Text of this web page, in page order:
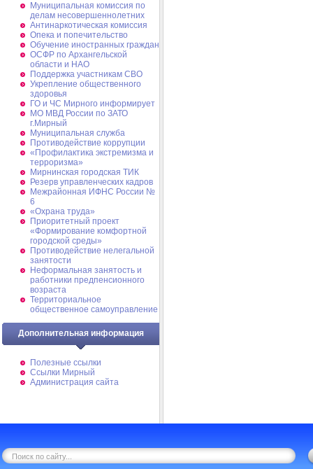
Муниципальная комиссия по
делам несовершеннолетних
Антинаркотическая комиссия
Опека и попечительство
Обучение иностранных граждан
ОСФР по Архангельской
области и НАО
Поддержка участникам СВО
Укрепление общественного
здоровья
ГО и ЧС Мирного информирует
МО МВД России по ЗАТО
г.Мирный
Муниципальная cлужба
Противодействие коррупции
«Профилактика экстремизма и
терроризма»
Мирнинская городская ТИК
Резерв управленческих кадров
Межрайонная ИФНС России №
6
«Охрана труда»
Приоритетный проект
«Формирование комфортной
городской среды»
Противодействие нелегальной
занятости
Неформальная занятость и
работники предпенсионного
возраста
Территориальное
общественное самоуправление
Дополнительная информация
Полезные ссылки
Ссылки Мирный
Администрация сайта